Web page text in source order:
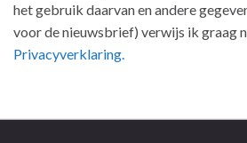
het gebruik daarvan en andere
voor de nieuwsbrief) verwijs ik graag
Privacyverklaring.